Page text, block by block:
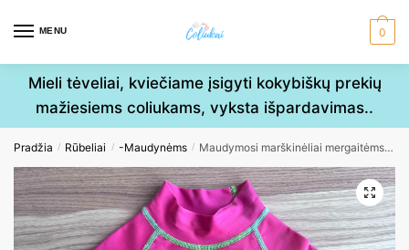
MENU 0
Mieli tėveliai, kviečiame įsigyti kokybiškų prekių
mažiesiems coliukams, vyksta išpardavimas..
Pradžia / Rūbeliai / -Maudynėms / Maudymosi marškinėliai mergaitėms 1-2m